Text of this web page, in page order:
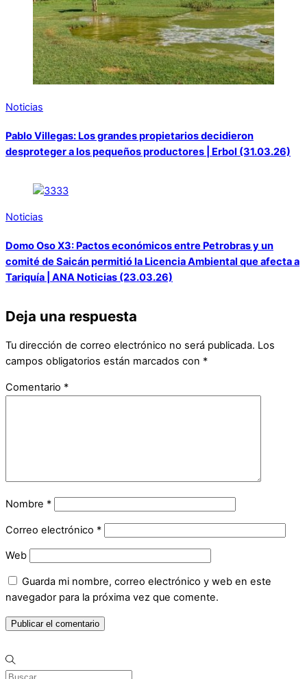
Noticias
Pablo Villegas: Los grandes propietarios decidieron
desproteger a los pequeños productores | Erbol (31.03.26)
Noticias
Domo Oso X3: Pactos económicos entre Petrobras y un
comité de Saicán permitió la Licencia Ambiental que afecta a
Tariquía | ANA Noticias (23.03.26)
Deja una respuesta
Tu dirección de correo electrónico no será publicada. Los
campos obligatorios están marcados con *
Comentario *
Nombre *
Correo electrónico *
Web
Guarda mi nombre, correo electrónico y web en este
navegador para la próxima vez que comente.